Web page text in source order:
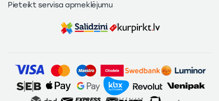
Pieteikt servisa apmeklējumu